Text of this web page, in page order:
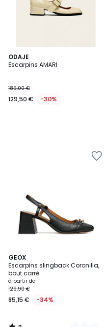
ODAJE
Escarpins AMARI
185,00 €
129,50 € -30%
GEOX
Escarpins slingback Coronilla,
bout carré
à partir de
129,90 €
85,15 € -34%
3
/
5
2
Couleurs